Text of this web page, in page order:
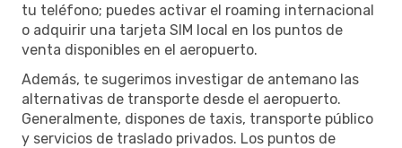
tu teléfono; puedes activar el roaming internacional
o adquirir una tarjeta SIM local en los puntos de
venta disponibles en el aeropuerto.
Además, te sugerimos investigar de antemano las
alternativas de transporte desde el aeropuerto.
Generalmente, dispones de taxis, transporte público
y servicios de traslado privados. Los puntos de